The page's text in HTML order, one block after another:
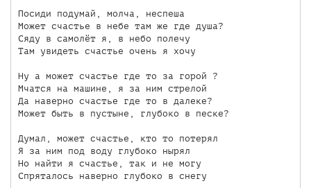
Посиди подумай, молча, неспеша
Может счастье в небе там же где душа?
Сяду в самолёт я, в небо полечу
Там увидеть счастье очень я хочу
Ну а может счастье где то за горой ?
Мчатся на машине, я за ним стрелой
Да наверно счастье где то в далеке?
Может быть в пустыне, глубоко в песке?
Думал, может счастье, кто то потерял
Я за ним под воду глубоко нырял
Но найти я счастье, так и не могу
Спряталось наверно глубоко в снегу